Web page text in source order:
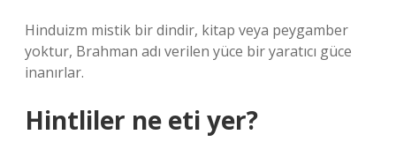
Hinduizm mistik bir dindir, kitap veya peygamber
yoktur, Brahman adı verilen yüce bir yaratıcı güce
inanırlar.
Hintliler ne eti yer?